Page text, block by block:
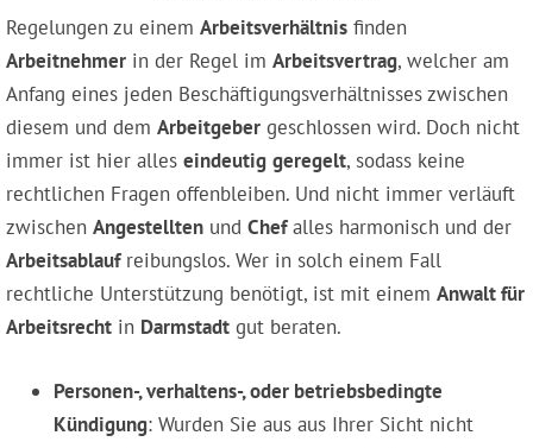
Regelungen zu einem Arbeitsverhältnis finden
Arbeitnehmer in der Regel im Arbeitsvertrag, welcher am
Anfang eines jeden Beschäftigungsverhältnisses zwischen
diesem und dem Arbeitgeber geschlossen wird. Doch nicht
immer ist hier alles eindeutig geregelt, sodass keine
rechtlichen Fragen offenbleiben. Und nicht immer verläuft
zwischen Angestellten und Chefalles harmonisch und der
Arbeitsablaufreibungslos. Wer in solch einem Fall
rechtliche Unterstützung benötigt, ist mit einem Anwalt für
Arbeitsrecht in Darmstadt gut beraten.
Personen-, verhaltens-, oder betriebsbedingte
Kündigung: Wurden Sie aus aus Ihrer Sicht nicht